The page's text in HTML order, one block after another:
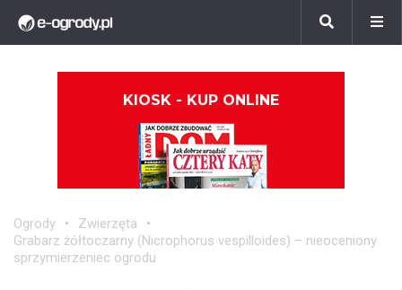
KIOSK - KUP ONLINE
Ogrody
Zwierzęta
Grabarz żółtoczarny (Nicrophorus vespilloides) – nieoceniony
sprzymierzeniec ogrodu